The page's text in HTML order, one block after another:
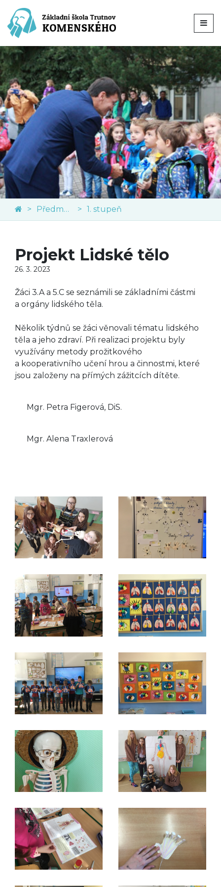
Předměty 1. stupeň
Projekt Lidské tělo
26. 3. 2023
Žáci 3.A a 5.C se seznámili se základními částmi
a orgány lidského těla.
Několik týdnů se žáci věnovali tématu lidského
těla a jeho zdraví. Při realizaci projektu byly
využívány metody prožitkového
a kooperativního učení hrou a činnostmi, které
jsou založeny na přímých zážitcích dítěte.
Mgr. Petra Figerová, DiS.
Mgr. Alena Traxlerová